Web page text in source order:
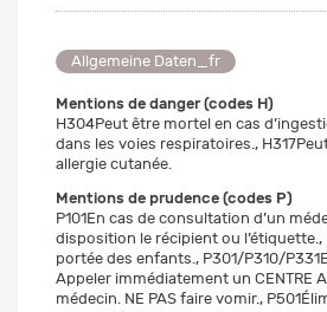
Allgemeine Daten_fr
Mentions de danger (codes H)
H304Peut être mortel en cas
dans les voies respiratoires.,
allergie cutanée.
Mentions de prudence (codes P)
P101En cas de consultation d’un
disposition le récipient ou l’étiquette.,
portée des enfants., P301/P310/
Appeler immédiatement un CENTRE
médecin. NE PAS faire vomir.,